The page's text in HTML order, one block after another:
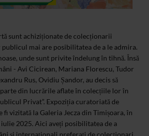
sunt achiziționate de colecționarii
mai are posibilitatea de a le admira.
unde sunt privite îndelung în tihnă. Însă
- Avi Cicirean, Mariana Florescu, Tudor
Rus, Ovidiu Șandor, au decis să
din lucrările aflate în colecțiile lor în
Privat”. Expoziția curatoriată de
vizitată la Galeria Jecza din Timișoara, în
2025. Aici aveți posibilitatea de a
și internaționali preferați de colecționari.